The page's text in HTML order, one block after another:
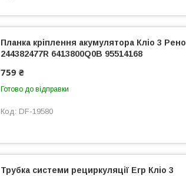
Планка кріплення акумулятора Кліо 3 Рено
244382477R 6413800Q0B 95514168
759 ₴
Готово до відправки
DF-19580
Трубка системи рециркуляції Егр Кліо 3